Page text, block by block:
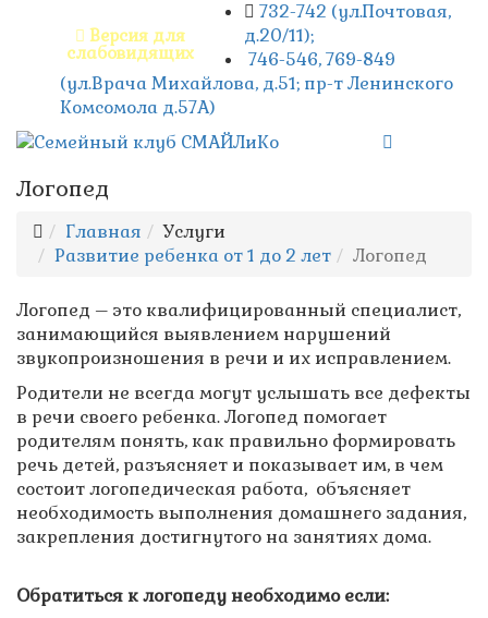
Версия для
слабовидящих
732-742 (ул.Почтовая,
д.20/11);
746-546, 769-849
(ул.Врача Михайлова, д.51; пр-т Ленинского
Комсомола д.57А)
Логопед
Главная
Услуги
Развитие ребенка от 1 до 2 лет
Логопед
Логопед – это квалифицированный специалист,
занимающийся выявлением нарушений
звукопроизношения в речи и их исправлением.
Родители не всегда могут услышать все дефекты
в речи своего ребенка. Логопед помогает
родителям понять, как правильно формировать
речь детей, разъясняет и показывает им, в чем
состоит логопедическая работа, объясняет
необходимость выполнения домашнего задания,
закрепления достигнутого на занятиях дома.
Обратиться к логопеду необходимо если: